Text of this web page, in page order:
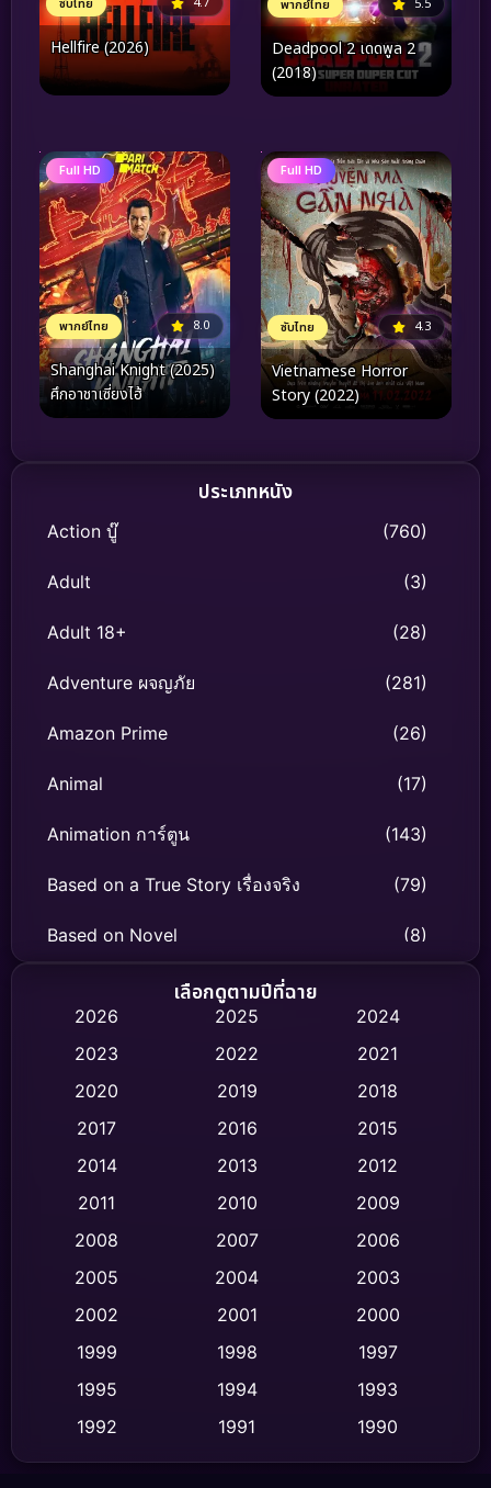
Hellfire (2026)
พากย์ไทย
Deadpool 2 เดดพูล 2
(2018)
Full HD
พากย์ไทย 8.0
Shanghai Knight (2025)
ศึกอาชาเซี่ยงไฮ้
Full HD
ซับไทย 4.3
Vietnamese Horror
Story (2022)
ประเภทหนัง
Action บู๊ (760)
Adult (3)
Adult 18+ (28)
Adventure ผจญภัย (281)
Amazon Prime (26)
Animal (17)
Animation การ์ตูน (143)
Based on a True Story เรื่องจริง (79)
Based on Novel (8)
Biography ชีวิตจริง
Classic หนังคลาสสิก (47)
Comedy ตลก (446)
Crime อาชญากรรม (520)
Cult Film
Dance เต้น (10)
Detective สืบสวน (75)
เลือกดูตามปีที่ฉาย
2026 2025
2024
2023
2022
2021
2020
2019
2018
2017
2016
2015
2014
2013
2012
2011
2010
2009
2008
2007
2006
2005
2004
2003
2002
2001
2000
1999
1998
1997
1995
1994
1993
1992
1991
1990
1989
1988
1986